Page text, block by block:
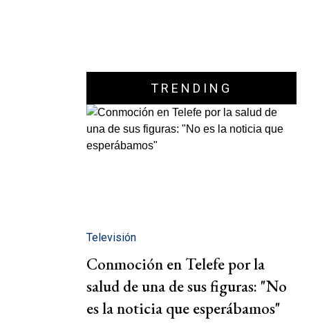
TRENDING
Televisión
Conmoción en Telefe por la
salud de una de sus figuras: "No
es la noticia que esperábamos"